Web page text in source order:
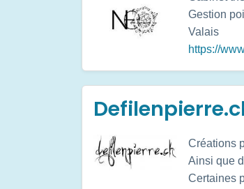
Gestion
Valais
https://
Créations
Ainsi que
Certaines